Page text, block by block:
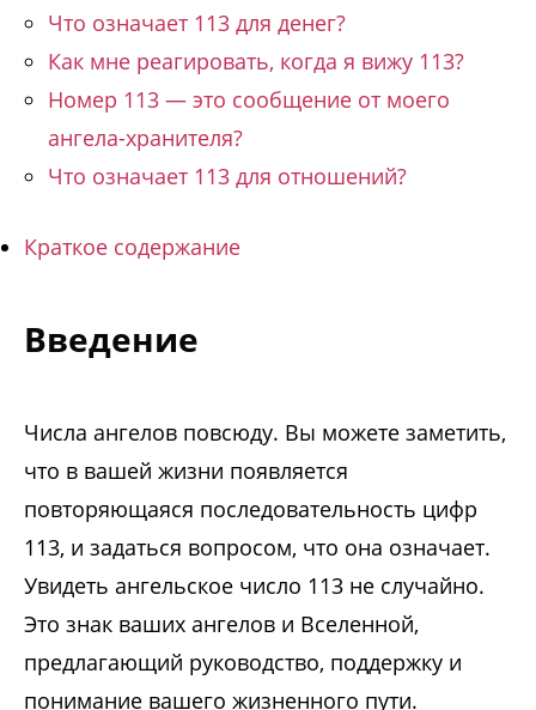
Что означает 113 для денег?
Как мне реагировать, когда я вижу 113?
Номер 113 — это сообщение от моего
ангела-хранителя?
Что означает 113 для отношений?
Краткое содержание
Введение
Числа ангелов повсюду. Вы можете заметить,
что в вашей жизни появляется
повторяющаяся последовательность цифр
113, и задаться вопросом, что она означает.
Увидеть ангельское число 113 не случайно.
Это знак ваших ангелов и Вселенной,
предлагающий руководство, поддержку и
понимание вашего жизненного пути.